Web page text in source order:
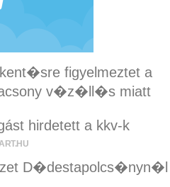
figyelmeztet a
v�z�ll�s miatt
hirdetett a kkv-k
D�destapolcs�nyn�l